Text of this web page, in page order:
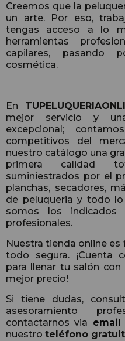
Creemos que la
un arte. Por eso,
tengas acceso a lo
herramientas
capilares, pasando
cosmética.
En
mejor servicio y
excepcional;
competitivos del
nuestro catálogo una
primera calidad
suminiestrados por el
planchas, secadores,
de peluqueria y todo
somos los indicados
profesionales.
Nuestra tienda online es
todo segura. ¡Cuenta
para llenar tu salón
mejor precio!
Si tiene dudas,
asesoramiento
contactarnos via email
nuestro teléfono